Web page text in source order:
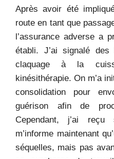
Après avoir été
route en tant que
l’assurance adverse a
établi. J’ai signalé
claquage à la
kinésithérapie. On m’a
consolidation pour
guérison afin de
Cependant, j’ai
m’informe maintenant
séquelles, mais pas